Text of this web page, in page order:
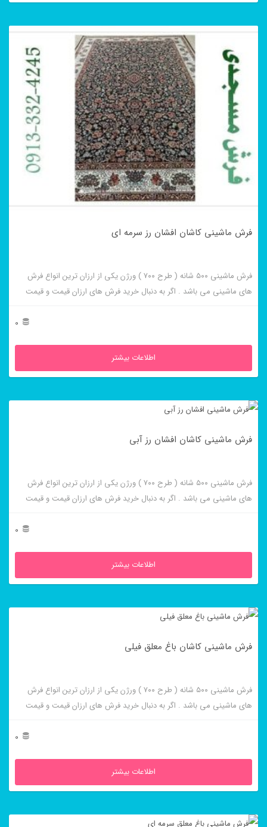
فرش ماشینی کاشان افشان رز سرمه ای
فرش ماشینی ۵۰۰ شانه ( طرح ۷۰۰ ) ورژن یکی از ارزان ترین انواع فرش
های ماشینی می باشد . اگر به دنبال خرید فرش های ارزان قیمت و قیمت
افشان رز سرمه ای از برجسته ترین و پر فروش ترین این طرح ها می باشد . 0
اطلاعات بیشتر
فرش ماشینی کاشان افشان رز آبی
فرش ماشینی ۵۰۰ شانه ( طرح ۷۰۰ ) ورژن یکی از ارزان ترین انواع فرش
های ماشینی می باشد . اگر به دنبال خرید فرش های ارزان قیمت و قیمت
0
اطلاعات بیشتر
فرش ماشینی کاشان باغ معلق فیلی
فرش ماشینی ۵۰۰ شانه ( طرح ۷۰۰ ) ورژن یکی از ارزان ترین انواع فرش
های ماشینی می باشد . اگر به دنبال خرید فرش های ارزان قیمت و قیمت
0
اطلاعات بیشتر